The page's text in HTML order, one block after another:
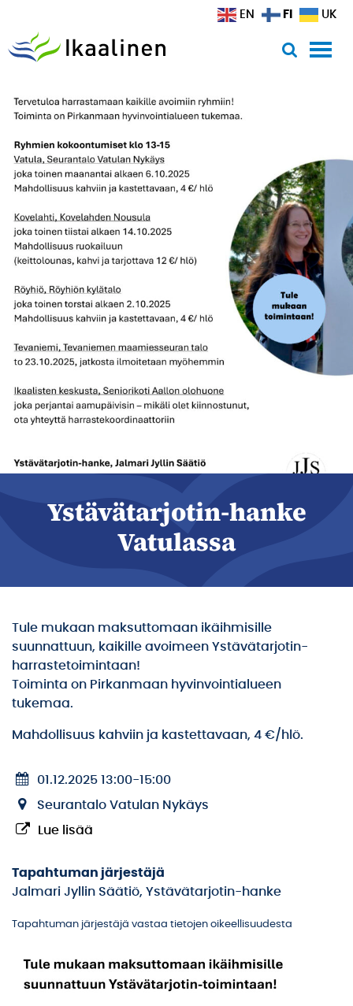
Ystävätarjotin-hanke
Vatulassa
Tule mukaan maksuttomaan ikäihmisille
suunnattuun, kaikille avoimeen Ystävätarjotin-
harrastetoimintaan!
Toiminta on Pirkanmaan hyvinvointialueen
tukemaa.
Mahdollisuus kahviin ja kastettavaan, 4 €/hlö.
01.12.2025 13:00-15:00
Seurantalo Vatulan Nykäys
Lue lisää
Tapahtuman järjestäjä
Jalmari Jyllin Säätiö, Ystävätarjotin-hanke
Tapahtuman järjestäjä vastaa tietojen oikeellisuudesta
EN FI UK